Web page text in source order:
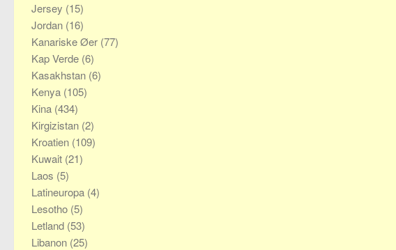
Jersey (15)
Jordan (16)
Kanariske Øer (77)
Kap Verde (6)
Kasakhstan (6)
Kenya (105)
Kina (434)
Kirgizistan (2)
Kroatien (109)
Kuwait (21)
Laos (5)
Latineuropa (4)
Lesotho (5)
Letland (53)
Libanon (25)